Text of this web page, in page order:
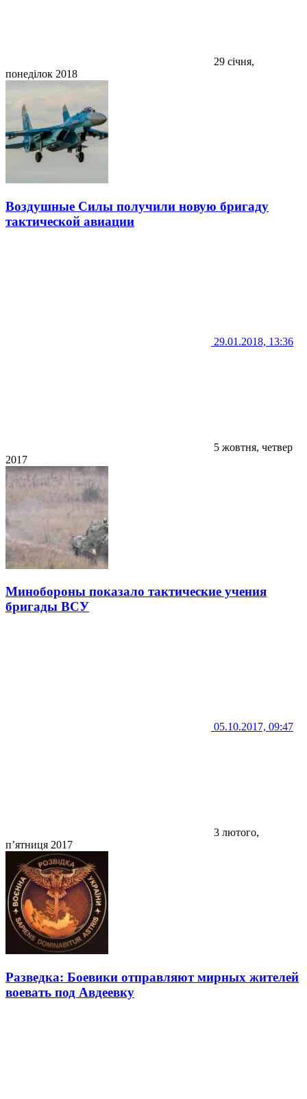
29 січня,
понеділок 2018
Воздушные Силы получили новую бригаду
тактической авиации
29.01.2018, 13:36
5 жовтня, четвер
2017
Минобороны показало тактические учения
бригады ВСУ
05.10.2017, 09:47
3 лютого,
п’ятниця 2017
Разведка: Боевики отправляют мирных жителей
воевать под Авдеевку